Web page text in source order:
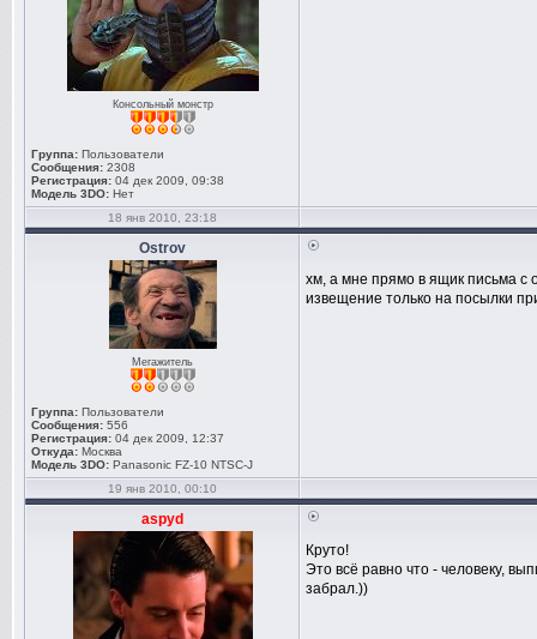
Консольный монстр
Группа: Пользователи
Сообщения: 2308
Регистрация: 04 дек 2009, 09:38
Модель 3DO: Нет
18 янв 2010, 23:18
Ostrov
Мегажитель
Группа: Пользователи
Сообщения: 556
Регистрация: 04 дек 2009, 12:37
Откуда: Москва
Модель 3DO: Panasonic FZ-10 NTSC-J
хм, а мне прямо в ящик письма с
извещение только на посылки
19 янв 2010, 00:10
aspyd
Круто!
Это всё равно что - человеку,
забрал.))